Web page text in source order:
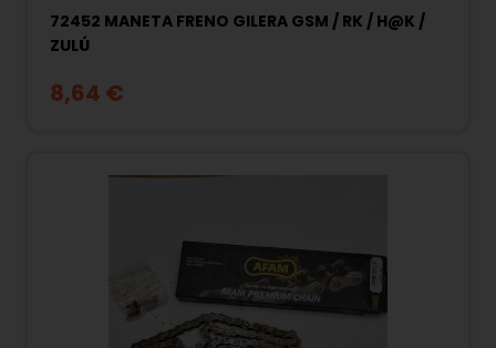
72452 MANETA FRENO GILERA GSM / RK / H@K /
ZULÚ
8,64 €